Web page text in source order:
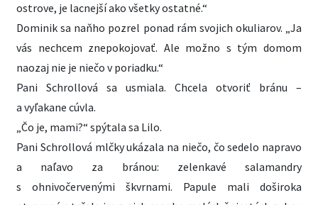
ostrove, je lacnejší ako všetky ostatné.“
Dominik sa naňho pozrel ponad rám svojich okuliarov. „Ja
vás nechcem znepokojovať. Ale možno s tým domom
naozaj nie je niečo v poriadku.“
Pani Schrollová sa usmiala. Chcela otvoriť bránu –
a vyľakane cúvla.
„Čo je, mami?“ spýtala sa Lilo.
Pani Schrollová mlčky ukázala na niečo, čo sedelo napravo
a naľavo za bránou: zelenkavé salamandry
s ohnivočervenými škvrnami. Papule mali doširoka